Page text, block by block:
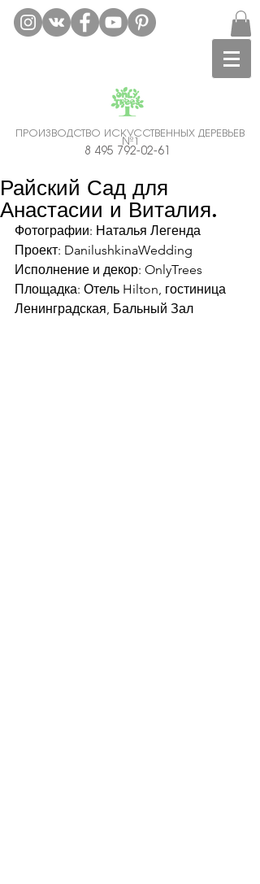
ПРОИЗВОДСТВО ИСКУССТВЕННЫХ ДЕРЕВЬЕВ
№1
Аренда искусственных деревьев Москва.
8 495 792-02-61
Райский Сад для
Анастасии и Виталия.
Фотографии: Наталья Легенда
Проект: DanilushkinaWedding
Исполнение и декор: OnlyTrees
Площадка: Отель Hilton, гостиница
Ленинградская, Бальный Зал